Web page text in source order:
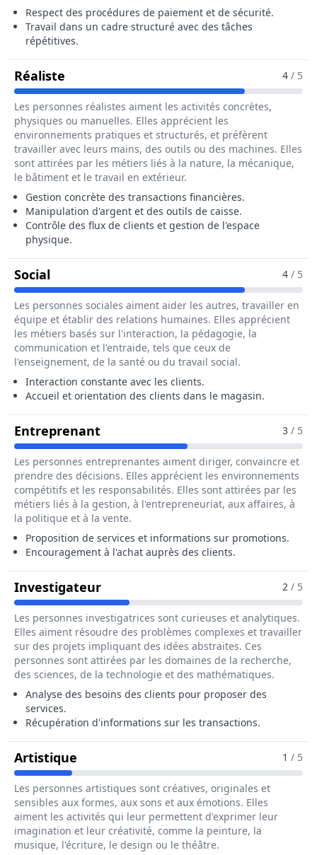
Respect des procédures de paiement et de sécurité.
Travail dans un cadre structuré avec des tâches
répétitives.
Réaliste Pour Le Métier De Hôte / Hôtesse De
4 / 5
Les personnes réalistes aiment les activités concrètes,
physiques ou manuelles. Elles apprécient les
environnements pratiques et structurés, et préfèrent
travailler avec leurs mains, des outils ou des machines. Elles
sont attirées par les métiers liés à la nature, la mécanique,
le bâtiment et le travail en extérieur.
Gestion concrète des transactions financières.
Manipulation d'argent et des outils de caisse.
Contrôle des flux de clients et gestion de l'espace
physique.
SocialPour Le Métier De Hôte / Hôtesse De4 / 5
Les personnes sociales aiment aider les autres, travailler en
équipe et établir des relations humaines. Elles apprécient
les métiers basés sur l'interaction, la pédagogie, la
communication et l'entraide, tels que ceux de
l'enseignement, de la santé ou du travail social.
Interaction constante avec les clients.
Accueil et orientation des clients dans le magasin.
EntreprenantPour Le Métier De Hôte / Hôtesse
3 / 5
Les personnes entreprenantes aiment diriger, convaincre et
prendre des décisions. Elles apprécient les environnements
compétitifs et les responsabilités. Elles sont attirées par les
métiers liés à la gestion, à l'entrepreneuriat, aux affaires, à
la politique et à la vente.
Proposition de services et informations sur promotions.
Encouragement à l'achat auprès des clients.
InvestigateurPour Le Métier De Hôte / Hôtesse
2 / 5
Les personnes investigatrices sont curieuses et analytiques.
Elles aiment résoudre des problèmes complexes et travailler
sur des projets impliquant des idées abstraites. Ces
personnes sont attirées par les domaines de la recherche,
des sciences, de la technologie et des mathématiques.
Analyse des besoins des clients pour proposer des
services.
Récupération d'informations sur les transactions.
Artistique Pour Le Métier De Hôte / Hôtesse De
1 / 5
Les personnes artistiques sont créatives, originales et
sensibles aux formes, aux sons et aux émotions. Elles
aiment les activités qui leur permettent d'exprimer leur
imagination et leur créativité, comme la peinture, la
musique, l'écriture, le design ou le théâtre.